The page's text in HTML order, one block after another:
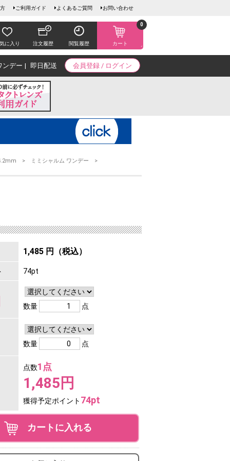
ご利用ガイド よくあるご質問 お問い合わせ
に入り 注文履歴 閲覧履歴 カート
0
会員登録 / ログイン
ンデー 即日配送
ミミシャルム ワンデー
1,485 円（税込）
74pt
数量 点
数量
点
点数1点
1,485円
獲得予定ポイント 74pt
カートに入れる